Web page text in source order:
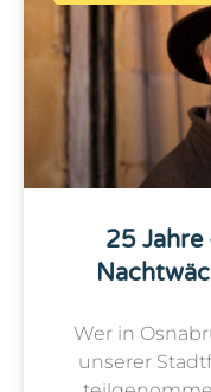
25
Wer in
unserer